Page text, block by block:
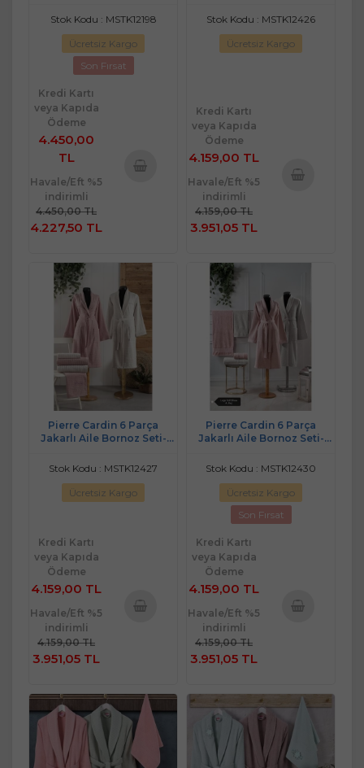
Stok Kodu : MSTK12198
Ücretsiz Kargo
Son Fırsat
Kredi Kartı
veya Kapıda
Ödeme
4.450,00
TL
Havale/Eft %5
indirimli
4.450,00 TL
4.227,50 TL
Stok Kodu : MSTK12426
Ücretsiz Kargo
Kredi Kartı
veya Kapıda
Ödeme
4.159,00 TL
Havale/Eft %5
indirimli
4.159,00 TL
3.951,05 TL
Pierre Cardin 6 Parça
Jakarlı Aile Bornoz Seti-
Stok Kodu : MSTK12427
Ücretsiz Kargo
Kredi Kartı
veya Kapıda
Ödeme
4.159,00 TL
Havale/Eft %5
indirimli
4.159,00 TL
3.951,05 TL
Pierre Cardin 6 Parça
Jakarlı Aile Bornoz Seti-
Stok Kodu : MSTK12430
Ücretsiz Kargo
Son Fırsat
Kredi Kartı
veya Kapıda
Ödeme
4.159,00 TL
Havale/Eft %5
indirimli
4.159,00 TL
3.951,05 TL